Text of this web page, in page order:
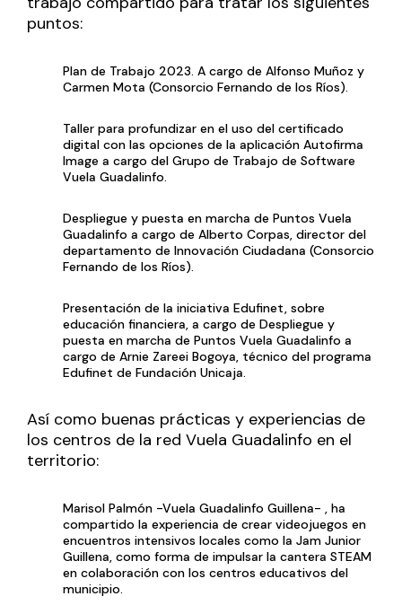
puntos:
Plan de Trabajo 2023. A cargo de Alfonso Muñoz y
Carmen Mota (Consorcio Fernando de los Ríos).
Taller para profundizar en el uso del certificado
digital con las opciones de la aplicación Autofirma
Image a cargo del Grupo de Trabajo de Software
Vuela Guadalinfo.
Despliegue y puesta en marcha de Puntos Vuela
Guadalinfo a cargo de Alberto Corpas, director del
departamento de Innovación Ciudadana (Consorcio
Fernando de los Ríos).
Presentación de la iniciativa Edufinet, sobre
educación financiera, a cargo de Despliegue y
puesta en marcha de Puntos Vuela Guadalinfo a
cargo de Arnie Zareei Bogoya, técnico del programa
Edufinet de Fundación Unicaja.
Así como buenas prácticas y experiencias de
los centros de la red Vuela Guadalinfo en el
territorio:
Marisol Palmón -Vuela Guadalinfo Guillena- , ha
compartido la experiencia de crear videojuegos en
encuentros intensivos locales como la Jam Junior
Guillena, como forma de impulsar la cantera STEAM
en colaboración con los centros educativos del
municipio.